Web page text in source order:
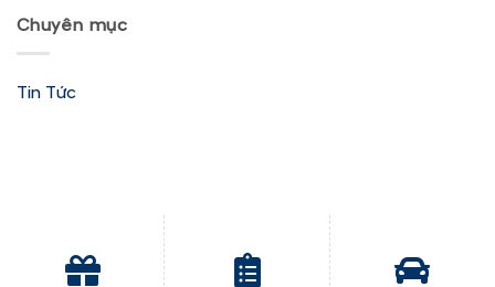
Chuyên mục
Tin Tức